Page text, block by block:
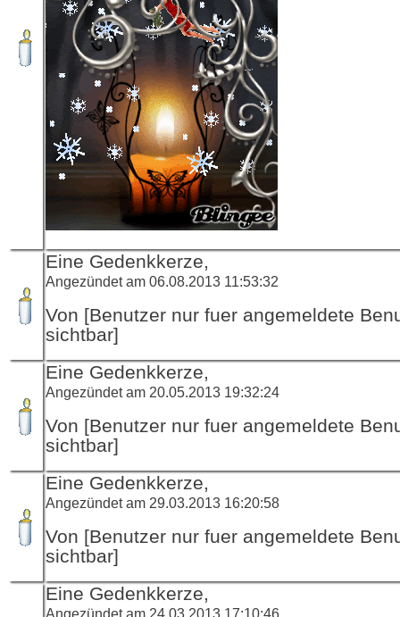
Eine Gedenkkerze,
Angezündet am 06.08.2013 11:53:32
Von [Benutzer nur fuer angemeldete
sichtbar]
Eine Gedenkkerze,
Angezündet am 20.05.2013 19:32:24
Von [Benutzer nur fuer angemeldete
sichtbar]
Eine Gedenkkerze,
Angezündet am 29.03.2013 16:20:58
Von [Benutzer nur fuer angemeldete
sichtbar]
Eine Gedenkkerze,
Angezündet am 24.03.2013 17:10:46